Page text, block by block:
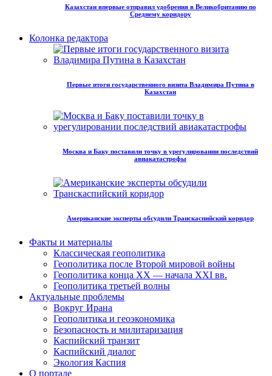
Казахстан впервые отправил удобрения в Великобританию по
Среднему коридору
Колонка редактора
Первые итоги государственного визита Владимира Путина в
Казахстан
Москва и Баку поставили точку в урегулировании последствий
авиакатастрофы
Американские эксперты обсудили Транскаспийский коридор
Факты и материалы
Классическая геополитика
Геополитика после Второй мировой войны
Геополитика конца XX — начала XXI вв.
Геополитика третьей волны
Актуальные проблемы
Вокруг Ирана
Геополитика и геоэкономика
Безопасность и милитаризация
Каспийский транзит
Каспийский диалог
Экология Каспия
О портале